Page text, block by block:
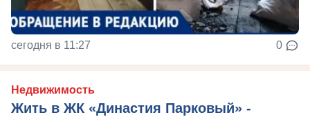
сегодня в 11:27 0
Недвижимость
Жить в ЖК «Династия Парковый» -